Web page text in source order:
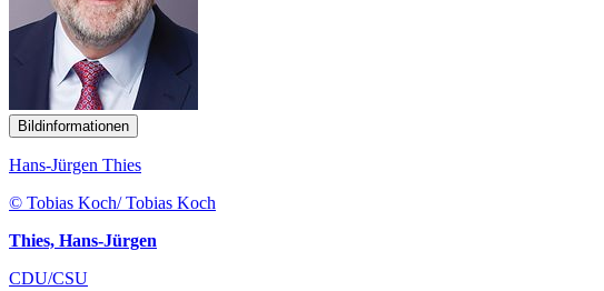
Bildinformationen
Hans-Jürgen Thies
© Tobias Koch/ Tobias Koch
Thies, Hans-Jürgen
CDU/CSU